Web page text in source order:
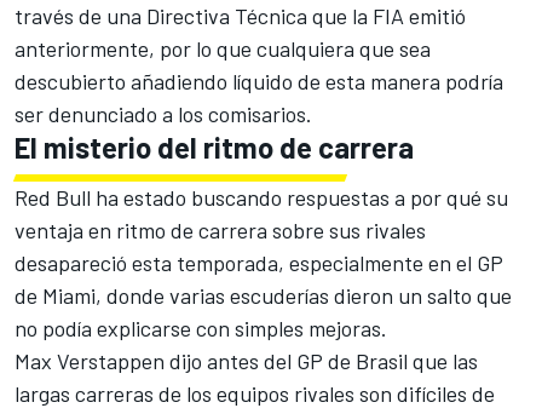
través de una Directiva Técnica que la FIA emitió
anteriormente, por lo que cualquiera que sea
descubierto añadiendo líquido de esta manera podría
ser denunciado a los comisarios.
El misterio del ritmo de carrera
Red Bull ha estado buscando respuestas a por qué su
ventaja en ritmo de carrera sobre sus rivales
desapareció esta temporada, especialmente en el GP
de Miami, donde varias escuderías dieron un salto que
no podía explicarse con simples mejoras.
Max Verstappen dijo antes del GP de Brasil que las
largas carreras de los equipos rivales son difíciles de